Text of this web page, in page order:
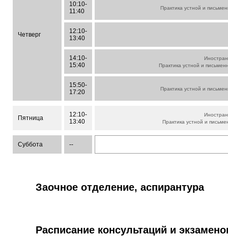
Четверг
10:10-
11:40
Практика устной и
12:10-
13:40
14:10-
15:40
Практика устной и
15:50-
17:20
Практика устной и
Пятница
12:10-
13:40
Практика устной и
Суббота --
Заочное отделение, аспирантура
Расписание консультаций и